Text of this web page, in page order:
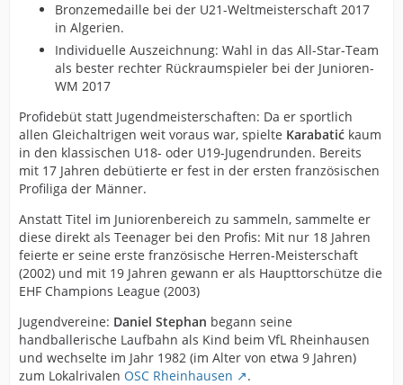
Bronzemedaille bei der U21-Weltmeisterschaft 2017
in Algerien.
Individuelle Auszeichnung: Wahl in das All-Star-Team
als bester rechter Rückraumspieler bei der Junioren-
WM 2017
Profidebüt statt Jugendmeisterschaften: Da er sportlich
allen Gleichaltrigen weit voraus war, spielte Karabatić kaum
in den klassischen U18- oder U19-Jugendrunden. Bereits
mit 17 Jahren debütierte er fest in der ersten französischen
Profiliga der Männer.
Anstatt Titel im Juniorenbereich zu sammeln, sammelte er
diese direkt als Teenager bei den Profis: Mit nur 18 Jahren
feierte er seine erste französische Herren-Meisterschaft
(2002) und mit 19 Jahren gewann er als Haupttorschütze die
EHF Champions League (2003)
Jugendvereine: Daniel Stephan begann seine
handballerische Laufbahn als Kind beim VfL Rheinhausen
und wechselte im Jahr 1982 (im Alter von etwa 9 Jahren)
zum Lokalrivalen OSC Rheinhausen
.